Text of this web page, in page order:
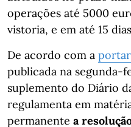
operações até 5000
vistoria, e em até 15
De acordo com a
publicada na segunda-
suplemento do Diário
regulamenta em
permanente a